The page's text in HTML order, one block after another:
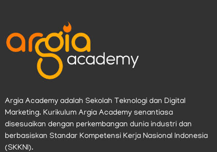
Argia Academy adalah Sekolah Teknologi dan Digital
Marketing. Kurikulum Argia Academy senantiasa
disesuaikan dengan perkembangan dunia industri dan
berbasiskan Standar Kompetensi Kerja Nasional Indonesia
(SKKNI).